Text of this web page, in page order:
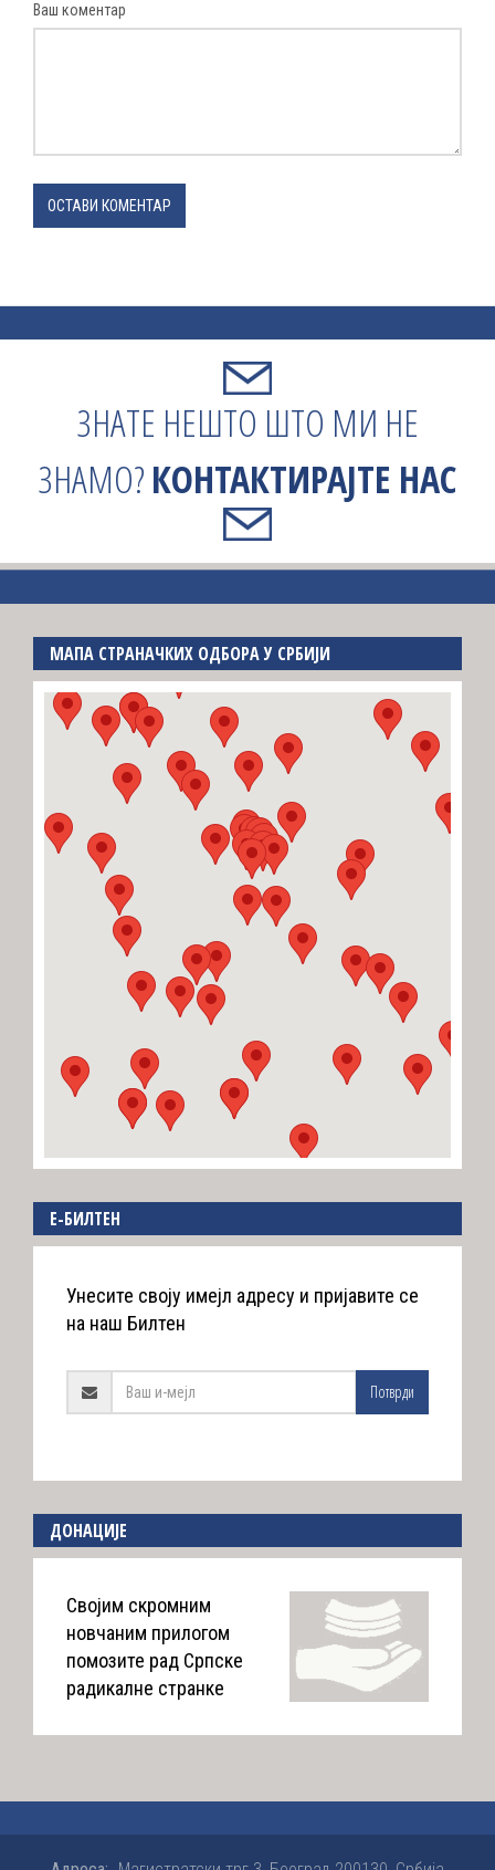
Ваш коментар
ОСТАВИ КОМЕНТАР
ЗНАТЕ НЕШТО ШТО МИ НЕ
ЗНАМО?КОНТАКТИРАЈТЕ НАС
МАПА СТРАНАЧКИХ ОДБОРА У СРБИЈИ
E-БИЛТЕН
Унесите своју имејл адресу и пријавите се
на наш Билтен
Потврди
ДОНАЦИЈЕ
Својим скромним
новчаним прилогом
помозите рад Српске
радикалне странке